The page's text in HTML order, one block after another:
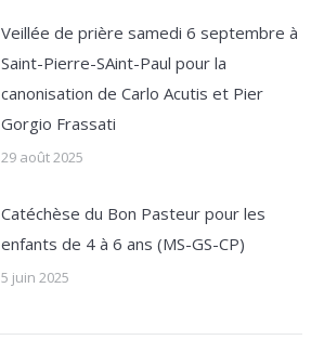
Veillée de prière samedi 6 septembre à
Saint-Pierre-SAint-Paul pour la
canonisation de Carlo Acutis et Pier
Gorgio Frassati
29 août 2025
Catéchèse du Bon Pasteur pour les
enfants de 4 à 6 ans (MS-GS-CP)
5 juin 2025